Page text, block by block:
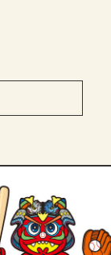
【23選】地元民
～日刊ヤマガタ